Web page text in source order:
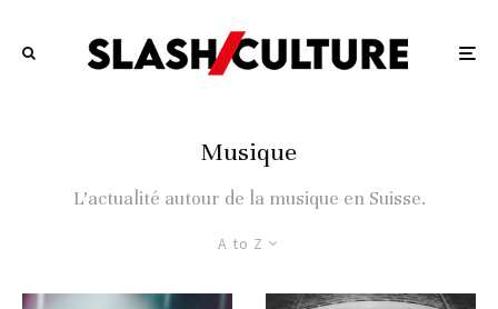
Musique
L’actualité autour de la musique en Suisse.
A to Z